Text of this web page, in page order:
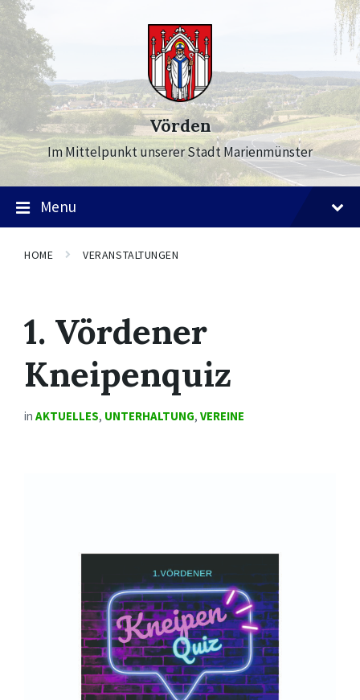
Skip
to
content
Skip
to
main
navigation
Skip
to
footer
Vörden
Im Mittelpunkt unserer Stadt Marienmünster
Menu
HOME VERANSTALTUNGEN
1. Vördener
Kneipenquiz
in AKTUELLES, UNTERHALTUNG, VEREINE